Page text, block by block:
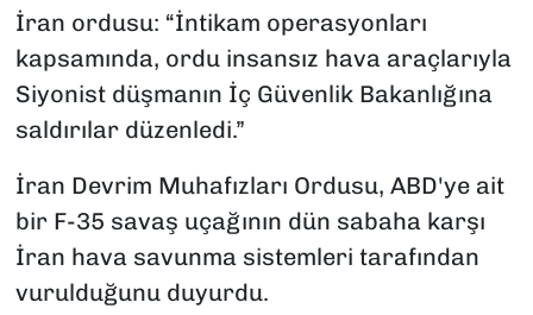
İran ordusu: “İntikam operasyonları
kapsamında, ordu insansız hava araçlarıyla
Siyonist düşmanın İç Güvenlik Bakanlığına
saldırılar düzenledi.”
İran Devrim Muhafızları Ordusu, ABD'ye ait
bir F-35 savaş uçağının dün sabaha karşı
İran hava savunma sistemleri tarafından
vurulduğunu duyurdu.